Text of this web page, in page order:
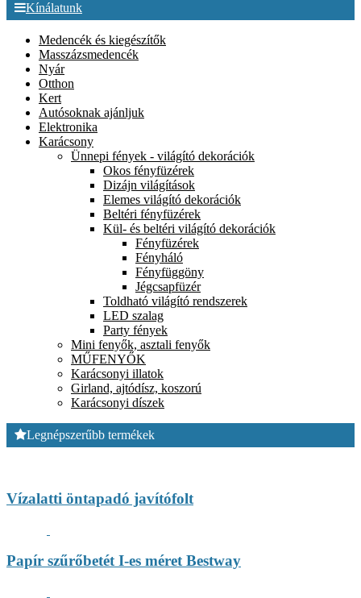
Kínálatunk
Medencék és kiegészítők
Masszázsmedencék
Nyár
Otthon
Kert
Autósoknak ajánljuk
Elektronika
Karácsony
Ünnepi fények - világító dekorációk
Okos fényfüzérek
Dizájn világítások
Elemes világító dekorációk
Beltéri fényfüzérek
Kül- és beltéri világító dekorációk
Fényfüzérek
Fényháló
Fényfüggöny
Jégcsapfüzér
Toldható világító rendszerek
LED szalag
Party fények
Mini fenyők, asztali fenyők
MŰFENYŐK
Karácsonyi illatok
Girland, ajtódísz, koszorú
Karácsonyi díszek
Legnépszerűbb termékek
Vízalatti öntapadó javítófolt
Papír szűrőbetét I-es méret Bestway